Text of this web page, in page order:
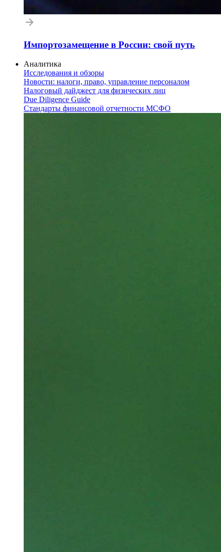
Импортозамещение в России: свой путь
Аналитика
Исследования и обзоры
Новости: налоги, право, управление персоналом
Налоговый дайджест для физических лиц
Due Diligence Guide
Стандарты финансовой отчетности МСФО